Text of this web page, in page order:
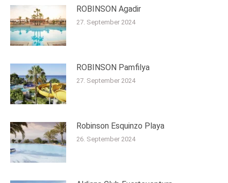
ROBINSON Agadir
27. September 2024
ROBINSON Pamfilya
27. September 2024
Robinson Esquinzo Playa
26. September 2024